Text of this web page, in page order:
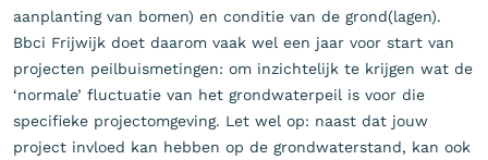
aanplanting van bomen) en conditie van de grond(lagen).
Bbci Frijwijk doet daarom vaak wel een jaar voor start van
projecten peilbuismetingen: om inzichtelijk te krijgen wat de
‘normale’ fluctuatie van het grondwaterpeil is voor die
specifieke projectomgeving. Let wel op: naast dat jouw
project invloed kan hebben op de grondwaterstand, kan ook